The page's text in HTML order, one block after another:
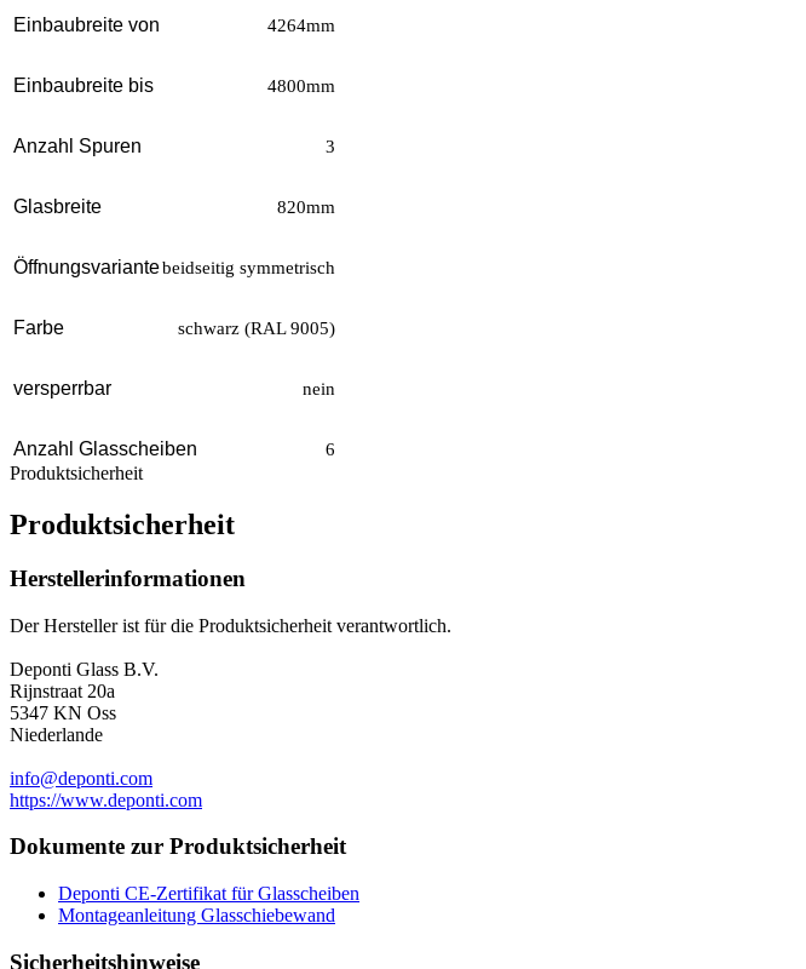
Einbaubreite von 4264mm
Einbaubreite bis 4800mm
Anzahl Spuren 3
Glasbreite 820mm
Öffnungsvariantebeidseitig symmetrisch
Farbe schwarz (RAL 9005)
versperrbar nein
Anzahl Glasscheiben 6
Produktsicherheit
Produktsicherheit
Herstellerinformationen
Der Hersteller ist für die Produktsicherheit verantwortlich.
Deponti Glass B.V.
Rijnstraat 20a
5347 KN Oss
Niederlande
info@deponti.com
https://www.deponti.com
Dokumente zur Produktsicherheit
Deponti CE-Zertifikat für Glasscheiben
Montageanleitung Glasschiebewand
Sicherheitshinweise